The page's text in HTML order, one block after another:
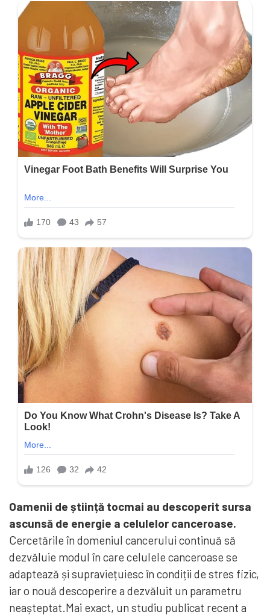
Oamenii de știință tocmai au descoperit sursa
ascunsă de energie a celulelor canceroase.
Cercetările în domeniul cancerului continuă să
dezvăluie modul în care celulele canceroase se
adaptează și supraviețuiesc în condiții de stres fizic,
iar o nouă descoperire a dezvăluit un parametru
neașteptat.Mai exact, un studiu publicat recent a